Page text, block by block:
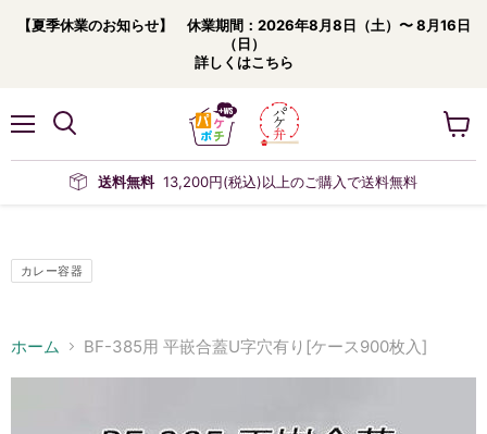
【夏季休業のお知らせ】 休業期間：2026年8月8日（土）〜 8月16日
（日）
詳しくはこちら
ニ
送料無料 13,200円(税込)以上のご購入で送料無料
ー
カレー容器
ホーム BF-385用 平嵌合蓋U字穴有り[ケース900枚入]